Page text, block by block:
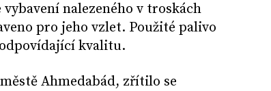
nalezeného v troskách
pro jeho vzlet. Použité palivo
kvalitu.
Ahmedabád, zřítilo se